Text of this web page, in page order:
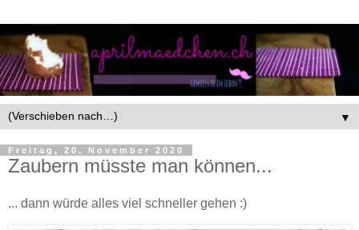
▼
Freitag, 20. November 2020
Zaubern müsste man können...
... dann würde alles viel schneller gehen :)